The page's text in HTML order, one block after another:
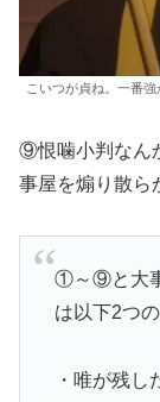
こいつが貞ね。一番強
⑨恨噛小判なん
事屋を煽り散ら
①～⑨と大
は以下2つ
・唯が残